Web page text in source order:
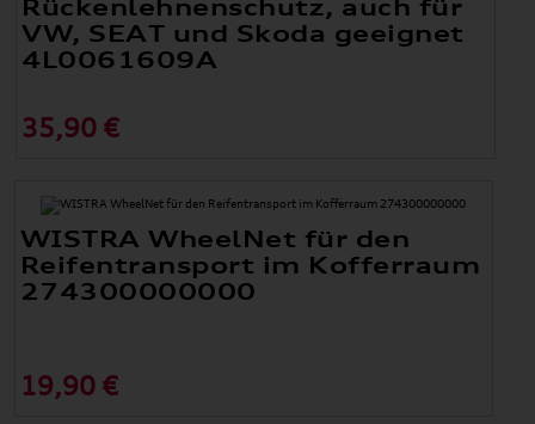
Rückenlehnenschutz, auch für
VW, SEAT und Skoda geeignet
4L0061609A
35,90 €
WISTRA WheelNet für den
Reifentransport im Kofferraum
274300000000
19,90 €